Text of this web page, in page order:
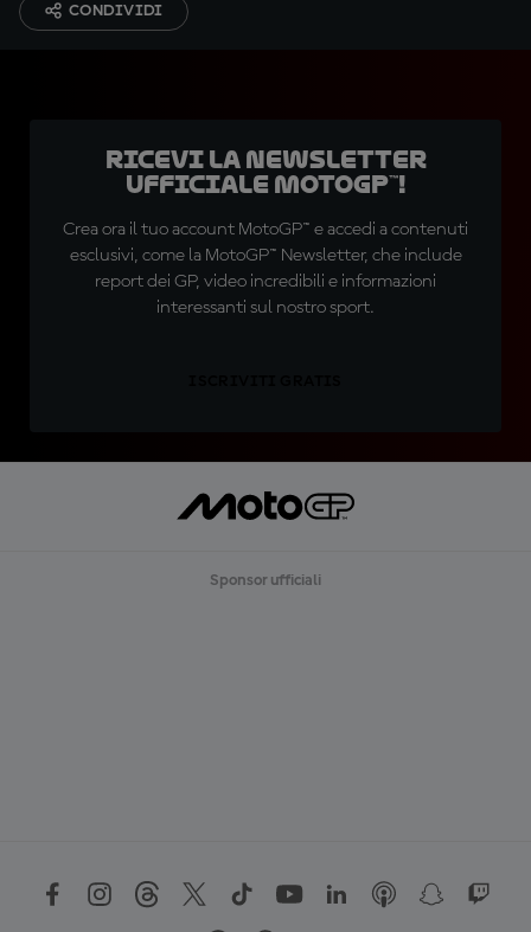
CONDIVIDI
Ricevi la newsletter
ufficiale MotoGP™!
Crea ora il tuo account MotoGP™ e accedi a contenuti
esclusivi, come la MotoGP™ Newsletter, che include
report dei GP, video incredibili e informazioni
interessanti sul nostro sport.
Sponsor ufficiali